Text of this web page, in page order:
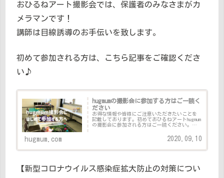
おひるねアート撮影会では、保護者のみなさまがカ
メラマンです！
講師は目線誘導のお手伝いを致します。
初めて参加される方は、こちら記事をご確認くださ
い♪
hugmumの撮影会に参加する方はご一読く
ださい
お得な情報や皆様にご注意いただきたいことを
記載しております。初めておひるねアートhugmum
の撮影会に参加される方はご一読ください。こ
する不安は無くなります！お得な情報も記載し
hugmum.com 2020.09.10
【新型コロナウイルス感染症拡大防止の対策につい